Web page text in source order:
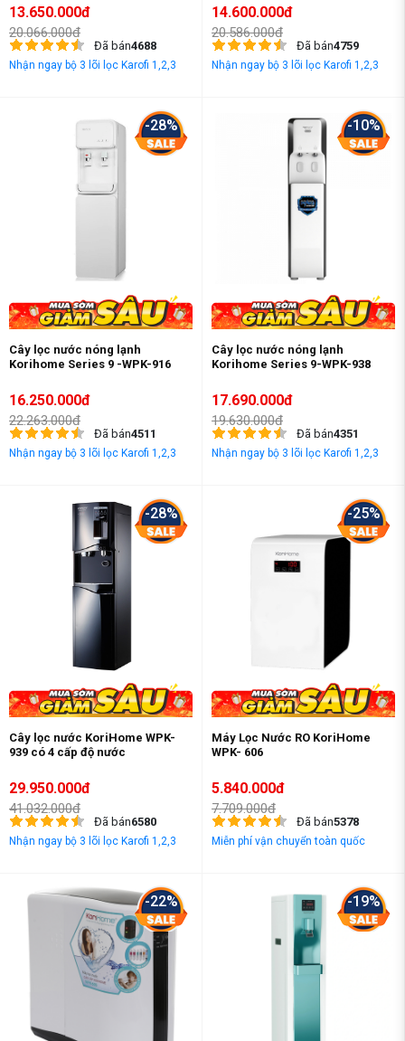
13.650.000đ
20.066.000đ
Đã bán4688
Nhận ngay bộ 3 lõi lọc Karofi 1,2,3
14.600.000đ
20.586.000đ
Đã bán4759
Nhận ngay bộ 3 lõi lọc Karofi 1,2,3
-28%
Cây lọc nước nóng lạnh
Korihome Series 9 -WPK-916
16.250.000đ
22.263.000đ
Đã bán4511
Nhận ngay bộ 3 lõi lọc Karofi 1,2,3
-10%
Cây lọc nước nóng lạnh
Korihome Series 9-WPK-938
17.690.000đ
19.630.000đ
Đã bán4351
Nhận ngay bộ 3 lõi lọc Karofi 1,2,3
-28%
Cây lọc nước KoriHome WPK-
939 có 4 cấp độ nước
29.950.000đ
41.032.000đ
Đã bán6580
Nhận ngay bộ 3 lõi lọc Karofi 1,2,3
-25%
Máy Lọc Nước RO KoriHome
WPK- 606
5.840.000đ
7.709.000đ
Đã bán5378
Miễn phí vận chuyển toàn quốc
-22% -19%